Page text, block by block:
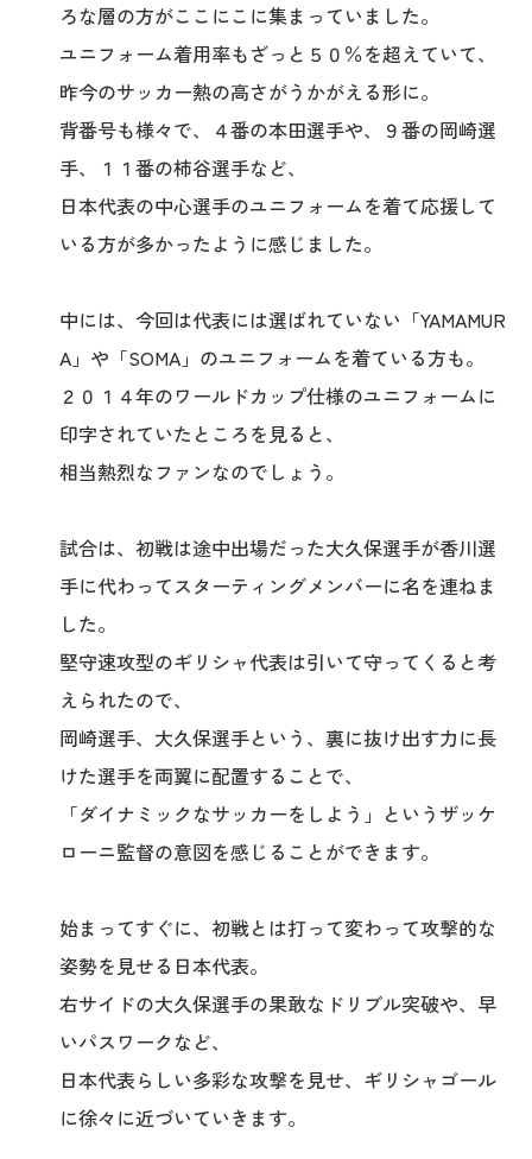
ろな層の方がここにこに集まっていました。
ユニフォーム着用率もざっと５０％を超えていて、
昨今のサッカー熱の高さがうかがえる形に。
背番号も様々で、４番の本田選手や、９番の岡崎選
手、１１番の柿谷選手など、
日本代表の中心選手のユニフォームを着て応援して
いる方が多かったように感じました。
中には、今回は代表には選ばれていない「YAMAMUR
A」や「SOMA」のユニフォームを着ている方も。
２０１４年のワールドカップ仕様のユニフォームに
印字されていたところを見ると、
相当熱烈なファンなのでしょう。
試合は、初戦は途中出場だった大久保選手が香川選
手に代わってスターティングメンバーに名を連ねま
した。
堅守速攻型のギリシャ代表は引いて守ってくると考
えられたので、
岡崎選手、大久保選手という、裏に抜け出す力に長
けた選手を両翼に配置することで、
「ダイナミックなサッカーをしよう」というザッケ
ローニ監督の意図を感じることができます。
始まってすぐに、初戦とは打って変わって攻撃的な
姿勢を見せる日本代表。
右サイドの大久保選手の果敢なドリブル突破や、早
いパスワークなど、
日本代表らしい多彩な攻撃を見せ、ギリシャゴール
に徐々に近づいていきます。